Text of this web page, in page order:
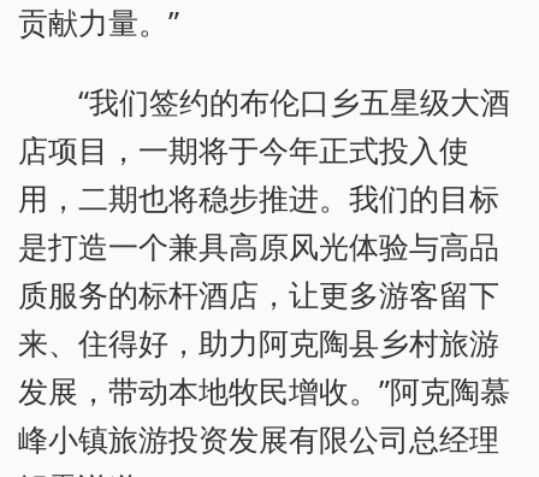
贡献力量。”
“我们签约的布伦口乡五星级大酒
店项目，一期将于今年正式投入使
用，二期也将稳步推进。我们的目标
是打造一个兼具高原风光体验与高品
质服务的标杆酒店，让更多游客留下
来、住得好，助力阿克陶县乡村旅游
发展，带动本地牧民增收。”阿克陶慕
峰小镇旅游投资发展有限公司总经理